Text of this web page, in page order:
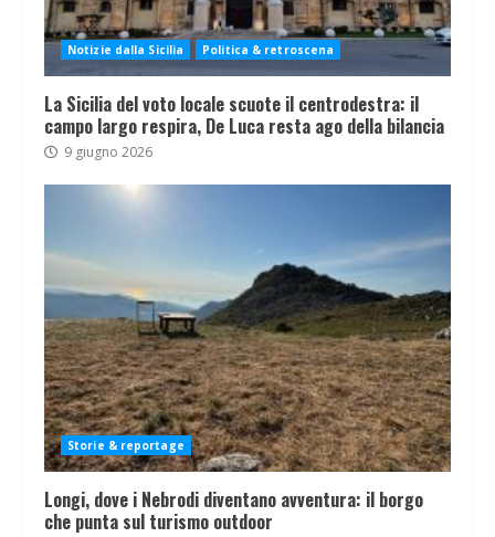
Notizie dalla Sicilia Politica & retroscena
La Sicilia del voto locale scuote il centrodestra: il
campo largo respira, De Luca resta ago della bilancia
9 giugno 2026
Storie & reportage
Longi, dove i Nebrodi diventano avventura: il borgo
che punta sul turismo outdoor